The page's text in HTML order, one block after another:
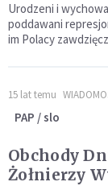
Urodzeni i
poddawani
im Polacy
15 lat temu
PAP / slo
Obchody
Żołnierzy